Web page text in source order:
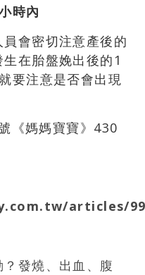
時內
會密切注意產後的
在胎盤娩出後的1
要注意是否會出現
《媽媽寶寶》430
articles/
發燒、出血、腹